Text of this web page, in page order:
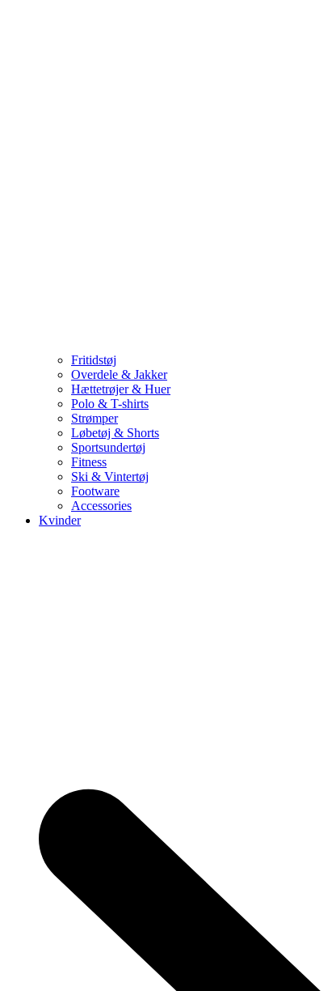
Fritidstøj
Overdele & Jakker
Hættetrøjer & Huer
Polo & T-shirts
Strømper
Løbetøj & Shorts
Sportsundertøj
Fitness
Ski & Vintertøj
Footware
Accessories
Kvinder